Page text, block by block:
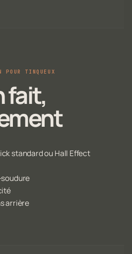
POUR TINQUEUX
fait,
standard ou Hall Effect
soudure
arrière